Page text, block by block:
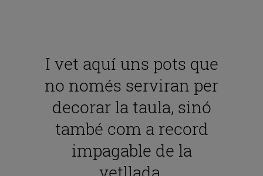
I vet aquí uns pots que
no només serviran per
decorar la taula, sinó
també com a record
impagable de la